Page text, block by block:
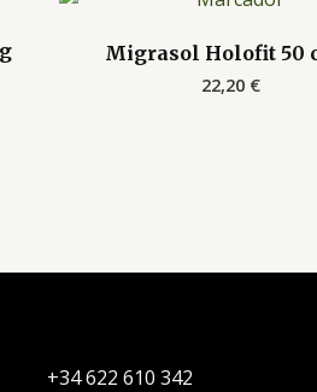
Migrasol Holofit 50
22,20 €
+34 622 610 342